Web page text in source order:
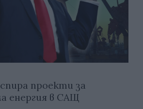
проекти за
енергия в САЩ